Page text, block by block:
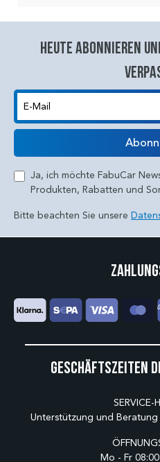
Heute abonnieren
E-Mail
Ja, ich möchte FabuCar
Produkten, Rabatten und
Bitte beachten Sie unsere
Geschäftszeiten
SERVICE-
Unterstützung und Beratung
Mo - Fr